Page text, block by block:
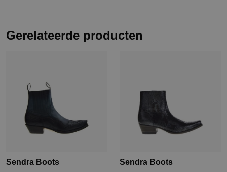
Gerelateerde producten
Sendra Boots
Sendra Boots